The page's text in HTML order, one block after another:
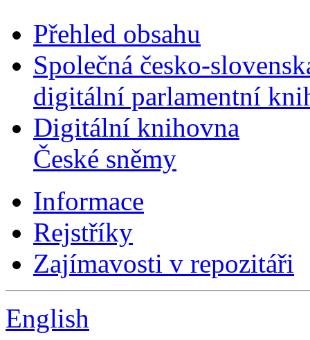
Přehled obsahu
Společná česko-
digitální parlamentní
Digitální knihovna
České sněmy
Informace
Rejstříky
Zajímavosti v repozitáři
English